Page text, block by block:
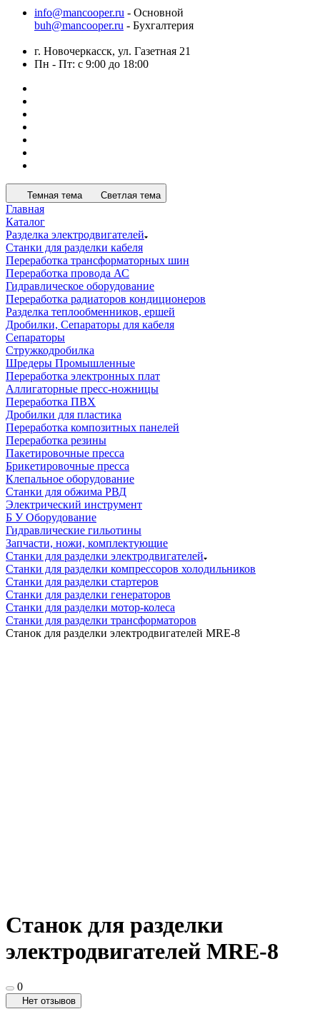
info@mancooper.ru - Основной
buh@mancooper.ru - Бухгалтерия
г. Новочеркасск, ул. Газетная 21
Пн - Пт: с 9:00 до 18:00
Темная тема Светлая тема
Главная
Каталог
Разделка электродвигателей
Станки для разделки кабеля
Переработка трансформаторных шин
Переработка провода АС
Гидравлическое оборудование
Переработка радиаторов кондиционеров
Разделка теплообменников, ершей
Дробилки, Сепараторы для кабеля
Сепараторы
Стружкодробилка
Шредеры Промышленные
Переработка электронных плат
Аллигаторные пресс-ножницы
Переработка ПВХ
Дробилки для пластика
Переработка композитных панелей
Переработка резины
Пакетировочные пресса
Брикетировочные пресса
Клепальное оборудование
Станки для обжима РВД
Электрический инструмент
Б У Оборудование
Гидравлические гильотины
Запчасти, ножи, комплектующие
Станки для разделки электродвигателей
Станки для разделки компрессоров холодильников
Станки для разделки стартеров
Станки для разделки генераторов
Станки для разделки мотор-колеса
Станки для разделки трансформаторов
Станок для разделки электродвигателей MRE-8
Станок для разделки
электродвигателей MRE-8
0
Нет отзывов